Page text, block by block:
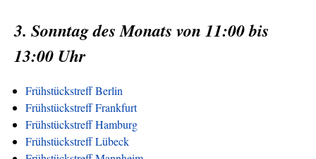
3. Sonntag des Monats von 11:00 bis
13:00 Uhr
Frühstückstreff Berlin
Frühstückstreff Frankfurt
Frühstückstreff Hamburg
Frühstückstreff Lübeck